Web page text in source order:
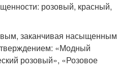
розовый, красный,
заканчивая насыщенным
«Модный
розовый», «Розовое